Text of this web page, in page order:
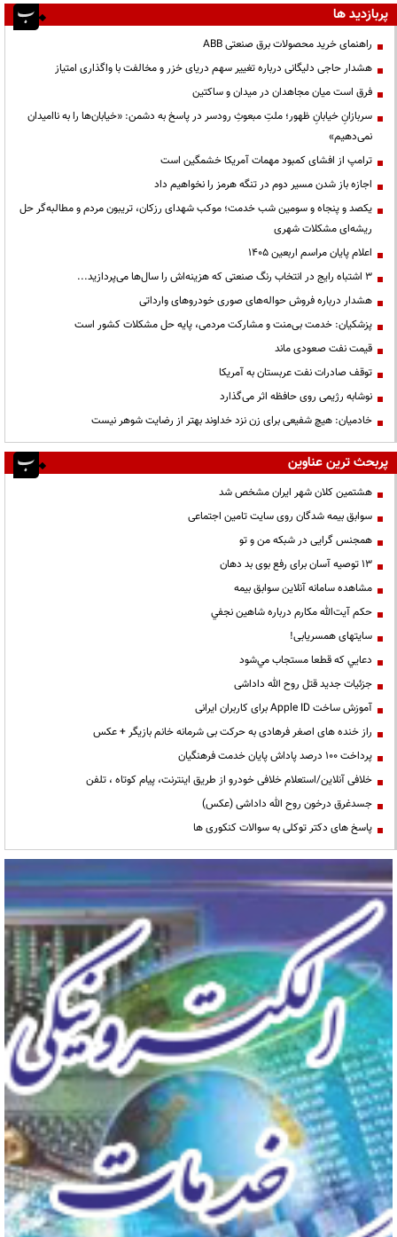
پربازدید ها
راهنمای خرید محصولات برق صنعتی ABB
هشدار حاجی دلیگانی درباره تغییر سهم دریای خزر و مخالفت با واگذاری امتیاز
فرق است میان مجاهدان در میدان و ساکتین
سربازانِ خیابانِ ظهور؛ ملتِ مبعوثِ رودسر در پاسخ به دشمن: «خیابان‌ها را به ناامیدان
نمی‌دهیم»
ترامپ از افشای کمبود مهمات آمریکا خشمگین است
اجازه باز شدن مسیر دوم در تنگه هرمز را نخواهیم داد
یکصد و پنجاه و سومین شب خدمت؛ موکب شهدای رزکان، تریبون مردم و مطالبه‌گر حل
ریشه‌ای مشکلات شهری
اعلام پایان مراسم اربعین ۱۴۰۵
3 اشتباه رایج در انتخاب رنگ صنعتی که هزینه‌اش را سال‌ها می‌پردازید...
هشدار درباره فروش حواله‌های صوری خودروهای وارداتی
پزشکیان: خدمت بی‌منت و مشارکت مردمی، پایه حل مشکلات کشور است
قیمت نفت صعودی ماند
توقف صادرات نفت عربستان به آمریکا
نوشابه رژیمی روی حافظه اثر می‌گذارد
خادمیان: هیچ شفیعی برای زن نزد خداوند بهتر از رضایت شوهر نیست
پربحث ترین عناوین
هشتمین کلان شهر ایران مشخص شد
سوابق بیمه شدگان روی سایت تامین اجتماعی
همجنس گرایی در شبکه من و تو
13 توصیه آسان برای رفع بوی بد دهان
مشاهده سامانه آنلاين سوابق بیمه
حكم آيت‌الله مكارم درباره شاهين نجفي
سایتهای همسریابی!
دعايي كه قطعا مستجاب مي‌شود
جزئیات جدید قتل روح الله داداشی
آموزش ساخت Apple ID برای کاربران ایرانی
راز خنده های اصغر فرهادی به حرکت بی شرمانه خانم بازیگر + عکس
پرداخت ۱۰۰ درصد پاداش پایان خدمت فرهنگیان
خلافی آنلاین/استعلام خلافی خودرو از طریق اینترنت، پیام کوتاه ، تلفن
جسدغرق درخون روح الله داداشی (عکس)
پاسخ های دکتر توکلی به سوالات کنکوری ها